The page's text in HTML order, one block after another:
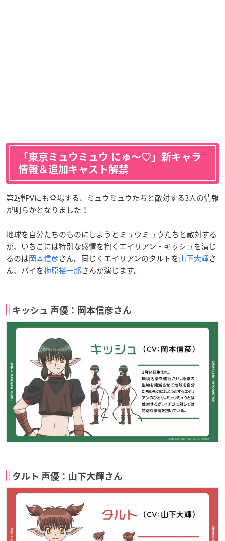
「東京ミュウミュウ にゅ〜♡」新キャラ
情報＆追加キャスト解禁
第2弾PVにも登場する、ミュウミュウたちと敵対する3人の情報
が明らかとなりました！
地球を自分たちのものにしようとミュウミュウたちと敵対する
が、いちごには特別な感情を抱くエイリアン・キッシュを演じ
るのは岡本信彦さん。同じくエイリアンのタルトを山下大輝さ
ん、パイを梅原裕一郎さんが演じます。
キッシュ 声優：岡本信彦さん
タルト 声優：山下大輝さん